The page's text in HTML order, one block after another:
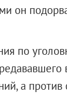
он
по
а